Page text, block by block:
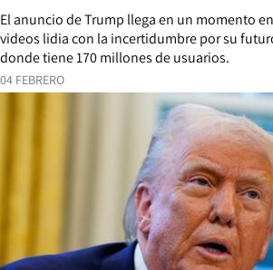
04 FEBRERO
El anuncio de Trump llega en un momento
videos lidia con la incertidumbre por su
donde tiene 170 millones de usuarios.